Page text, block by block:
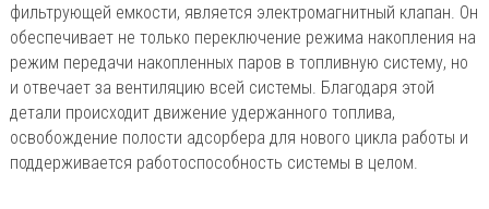
фильтрующей емкости, является электромагнитный клапан. Он
обеспечивает не только переключение режима накопления на
режим передачи накопленных паров в топливную систему, но
и отвечает за вентиляцию всей системы. Благодаря этой
детали происходит движение удержанного топлива,
освобождение полости адсорбера для нового цикла работы и
поддерживается работоспособность системы в целом.